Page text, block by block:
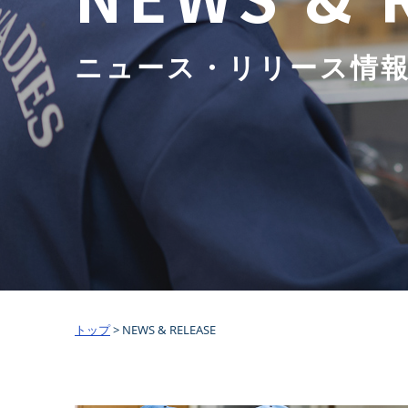
ニュース・リリース情
トップ> NEWS & RELEASE